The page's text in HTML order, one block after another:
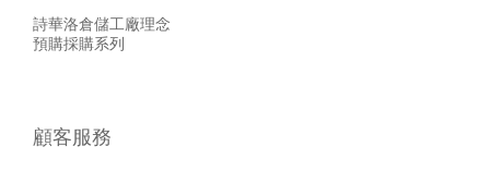
詩華洛倉儲工廠理念
預購採購系列
顧客服務